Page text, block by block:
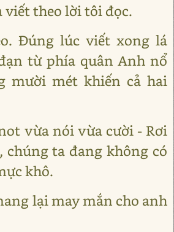
viết theo lời tôi đọc.
Đúng lúc viết xong lá
từ phía quân Anh nổ
mười mét khiến cả hai
vừa nói vừa cười - Rơi
chúng ta đang không có
khô.
lại may mắn cho anh